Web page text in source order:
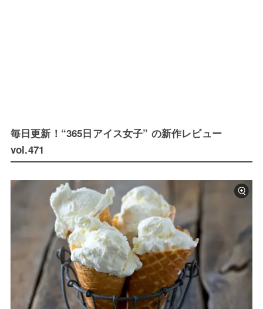
毎日更新！“365日アイス女子” の新作レビュー
vol.471